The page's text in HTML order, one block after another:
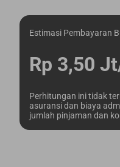
Estimasi Pembayaran
Rp 3,50
Perhitungan ini tidak
asuransi dan biaya
jumlah pinjaman dan